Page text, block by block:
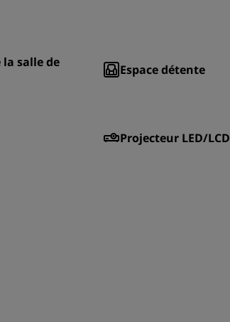
la salle de
Espace détente
Projecteur LED/LCD